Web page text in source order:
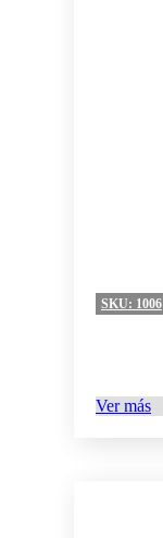
SKU: 1006
Ver más